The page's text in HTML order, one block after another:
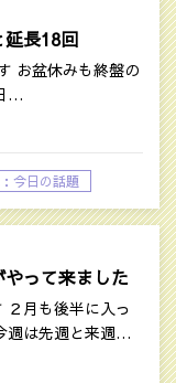
延長18回
お盆休みも終盤の
…
今日の話題
って来ました
２月も後半に入っ
週は先週と来週…